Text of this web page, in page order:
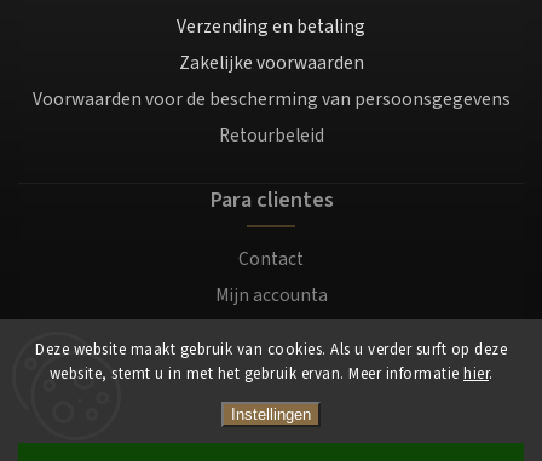
Deze website maakt gebruik van cookies. Als u verder surft op deze
website, stemt u in met het gebruik ervan. Meer informatie hier.
Instellingen
Verzending en betaling
Zakelijke voorwaarden
Voorwaarden voor de bescherming van persoonsgegevens
Retourbeleid
Para clientes
Contact
Mijn accounta
Login